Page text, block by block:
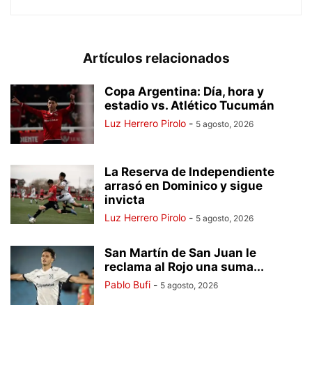
Artículos relacionados
Copa Argentina: Día, hora y
estadio vs. Atlético Tucumán
Luz Herrero Pirolo - 5 agosto, 2026
La Reserva de Independiente
arrasó en Dominico y sigue
invicta
Luz Herrero Pirolo - 5 agosto, 2026
San Martín de San Juan le
reclama al Rojo una suma...
Pablo Bufi - 5 agosto, 2026